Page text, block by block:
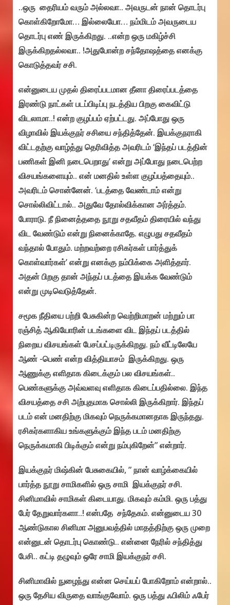
..ஒரு தைரியம் வரும் அல்லவா.. அவருடன் நான் தொடர்பு
கொள்கிறோமோ… இல்லையோ… நம்மிடம் அவருடைய
தொடர்பு எண் இருக்கிறது. ..என்ற ஒரு மகிழ்ச்சி
இருக்கிறதல்லவா.. !அதுபோன்ற சந்தோஷத்தை எனக்கு
கொடுத்தவர் சசி.
என்னுடைய முதல் திரைப்படமான தீனா திரைப்படத்தை
இரண்டு நாட்கள் படப்பிடிப்பு நடத்திய பிறகு கைவிட்டு
விடலாமா..! என்ற குழப்பம் ஏற்பட்டது. அப்போது ஒரு
விழாவில் இயக்குநர் சசியை சந்தித்தேன். இயக்குநராகி
விட்டதற்கு வாழ்த்து தெரிவித்த அவரிடம் ‘இந்தப் படத்தின்
பணிகள் இனி நடைபெறாது’ என்று அப்போது நடைபெற்ற
விசயங்களையும்.. என் மனதில் உள்ள குழப்பத்தையும்..
அவரிடம் சொன்னேன். ‘படத்தை வேண்டாம் என்று
சொல்லிவிட்டால்.. அதுவே தோல்விக்கான அர்த்தம்.
போராடு. நீ நினைத்ததை நூறு சதவீதம் திரையில் வந்து
விட வேண்டும் என்று நினைக்காதே. எழுபது சதவீதம்
வந்தால் போதும். மற்றவற்றை ரசிகர்கள் பார்த்துக்
கொள்வார்கள்’ என்று எனக்கு நம்பிக்கை அளித்தார்.
அதன் பிறகு தான் அந்தப் படத்தை இயக்க வேண்டும்
என்று முடிவெடுத்தேன்.
சமூக நீதியை பற்றி பேசுகின்ற வெற்றிமாறன் மற்றும் பா
ரஞ்சித் ஆகியோரின் படங்களை விட இந்தப் படத்தில்
நிறைய விசயங்கள் பேசப்பட்டிருக்கிறது. நம் வீட்டிலேயே
ஆண் -பெண் என்ற வித்தியாசம் இருக்கிறது. ஒரு
ஆணுக்கு எளிதாக கிடைக்கும் பல விசயங்கள்..
பெண்களுக்கு அவ்வளவு எளிதாக கிடைப்பதில்லை. இந்த
விசயத்தை சசி அற்புதமாக சொல்லி இருக்கிறார். இந்தப்
படம் என் மனதிற்கு மிகவும் நெருக்கமானதாக இருந்தது.
ரசிகர்களாகிய உங்களுக்கும் இந்த படம் மனதிற்கு
நெருக்கமாகி பிடிக்கும் என்று நம்புகிறேன்” என்றார்.
இயக்குநர் மிஷ்கின் பேசுகையில், ” நான் வாழ்க்கையில்
பார்த்த நூறு சாமிகளில் ஒரு சாமி இயக்குநர் சசி.
சினிமாவில் சாமிகள் கிடையாது. மிகவும் கம்மி. ஒரு பத்து
பேர் தேறுவார்களா..! என்பதே சந்தேகம். என்னுடைய 30
ஆண்டுகால சினிமா அனுபவத்தில் மாதத்திற்கு ஒரு முறை
என்னுடன் தொடர்பு கொண்டு.. என்னை நேரில் சந்தித்து
பேசி.. கட்டி தழுவும் ஒரே சாமி இயக்குநர் சசி.
சினிமாவில் நுழைந்து என்ன செய்யப் போகிறோம் என்றால்..
ஒரு தேசிய விருதை வாங்குவோம். ஒரு பத்து ஃபிலிம் ஃபேர்